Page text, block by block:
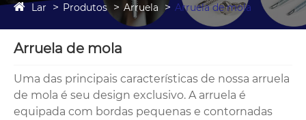
Lar Produtos Arruela Arruela de mola
Arruela de mola
Uma das principais características de nossa arruela
de mola é seu design exclusivo. A arruela é
equipada com bordas pequenas e contornadas